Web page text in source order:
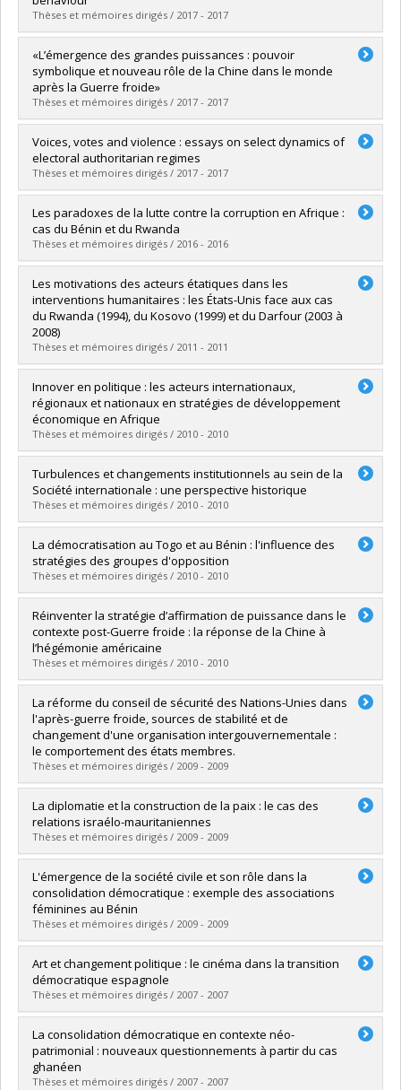
Grade :M. Sc.
Lien vers le document dans Papyrus
Thèses et mémoires dirigés / 2017 - 2017
Graduate :Morency-Laflamme, Julien
Cycle :Doctoral
Grade :Ph. D.
Lien vers le document dans Papyrus
«L’émergence des grandes puissances : pouvoir
symbolique et nouveau rôle de la Chine dans le monde
après la Guerre froide»
Thèses et mémoires dirigés / 2017 - 2017
Graduate :Chantal, Roromme
Cycle :Doctoral
Grade :Ph. D.
Lien vers le document dans Papyrus
Voices, votes and violence : essays on select dynamics of
electoral authoritarian regimes
Thèses et mémoires dirigés / 2017 - 2017
Graduate :Bardall, Gabrielle Simon
Cycle : Doctoral
Grade :Ph. D.
Lien vers le document dans Papyrus
Les paradoxes de la lutte contre la corruption en Afrique :
cas du Bénin et du Rwanda
Thèses et mémoires dirigés / 2016 - 2016
Graduate :Bodjrenou, Laurence Harmonie Sèna
Cycle :Master's
Grade :M. Sc.
Lien vers le document dans Papyrus
Les motivations des acteurs étatiques dans les
interventions humanitaires : les États-Unis face aux cas
du Rwanda (1994), du Kosovo (1999) et du Darfour (2003 à
2008)
Thèses et mémoires dirigés / 2011 - 2011
Graduate :Bregaj, Anjeza
Cycle :Master's
Grade :M. Sc.
Lien vers le document dans Papyrus
Innover en politique : les acteurs internationaux,
régionaux et nationaux en stratégies de développement
économique en Afrique
Thèses et mémoires dirigés / 2010 - 2010
Graduate :Signe Gnechie, Landry Bertino
Cycle :Doctoral
Grade :Ph. D.
Lien vers le document dans Papyrus
Turbulences et changements institutionnels au sein de la
Société internationale : une perspective historique
Thèses et mémoires dirigés / 2010 - 2010
Graduate :Landry, Rémi
Cycle :Doctoral
Grade :Ph. D.
Lien vers le document dans Papyrus
La démocratisation au Togo et au Bénin : l'influence des
stratégies des groupes d'opposition
Thèses et mémoires dirigés / 2010 - 2010
Graduate :Morency-Laflamme, Julien
Cycle :Master's
Grade :M. Sc.
Lien vers le document dans Papyrus
Réinventer la stratégie d’affirmation de puissance dans le
contexte post-Guerre froide : la réponse de la Chine à
l’hégémonie américaine
Thèses et mémoires dirigés / 2010 - 2010
Graduate :Chantal, Roromme
Cycle :Master's
Grade :M. Sc.
Lien vers le document dans Papyrus
La réforme du conseil de sécurité des Nations-Unies dans
l'après-guerre froide, sources de stabilité et de
changement d'une organisation intergouvernementale :
le comportement des états membres.
Thèses et mémoires dirigés / 2009 - 2009
Graduate :Combernous, Anukha
Cycle :Master's
Grade :M. Sc.
Lien vers le document dans Papyrus
La diplomatie et la construction de la paix : le cas des
relations israélo-mauritaniennes
Thèses et mémoires dirigés / 2009 - 2009
Graduate :Dia, Aliou Mamadou
Cycle :Master's
Grade :M. Sc.
Lien vers le document dans Papyrus
L'émergence de la société civile et son rôle dans la
consolidation démocratique : exemple des associations
féminines au Bénin
Thèses et mémoires dirigés / 2009 - 2009
Graduate :Lemire, Sylvie
Cycle :Master's
Grade :M. Sc.
Lien vers le document dans Papyrus
Art et changement politique : le cinéma dans la transition
démocratique espagnole
Thèses et mémoires dirigés / 2007 - 2007
Graduate :Porras Ferreyra, Jaime
Cycle :Doctoral
Grade :Ph. D.
Lien vers le document dans Papyrus
La consolidation démocratique en contexte néo-
patrimonial : nouveaux questionnements à partir du cas
ghanéen
Thèses et mémoires dirigés / 2007 - 2007